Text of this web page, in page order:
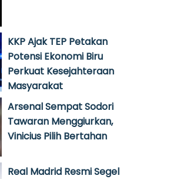
KKP Ajak TEP Petakan
Potensi Ekonomi Biru
Perkuat Kesejahteraan
Masyarakat
Arsenal Sempat Sodori
Tawaran Menggiurkan,
Vinicius Pilih Bertahan
Real Madrid Resmi Segel